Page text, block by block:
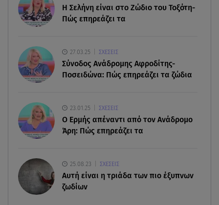
08.08.26 , 12:15
Κυψέλη: «Ο 26χρονος είχε γυρίσει την πλάτη του
08.08.26 , 12:00
Μπορείς να τρως καθημερινά αβοκάντο, σκέψου
την καρδιά και το βάρος σου
08.08.26 , 11:29
Γιάννης Παπαμιχαήλ: Η συγκινητική ανάρτηση για
τον Δημήτρη Παπαμιχαήλ
H Σελήνη είναι στο Ζώδιο του Τοξότη-
Πώς επηρεάζει τα
27.03.25 ΣΧΕΣΕΙΣ
Σύνοδος Ανάδρομης Αφροδίτης-
Ποσειδώνα: Πώς επηρεάζει τα ζώδια
23.01.25 ΣΧΕΣΕΙΣ
Ο Ερμής απέναντι από τον Ανάδρομο
Άρη: Πώς επηρεάζει τα
25.08.23 ΣΧΕΣΕΙΣ
Aυτή είναι η τριάδα των πιο έξυπνων
ζωδίων